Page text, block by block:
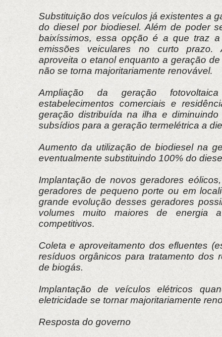
Substituição dos veículos já existentes a
do diesel por biodiesel. Além de poder
baixíssimos, essa opção é a que traz
emissões veiculares no curto prazo.
aproveita o etanol enquanto a geração
não se torna majoritariamente renovável.
Ampliação da geração
estabelecimentos comerciais e
geração distribuída na ilha e
subsídios para a geração termelétrica a
Aumento da utilização de biodiesel na
eventualmente substituindo 100% do
Implantação de novos geradores
geradores de pequeno porte ou em
grande evolução desses geradores
volumes muito maiores de energia
competitivos.
Coleta e aproveitamento dos efluentes
resíduos orgânicos para tratamento dos
de biogás.
Implantação de veículos elétricos
eletricidade se tornar majoritariamente
Resposta do governo